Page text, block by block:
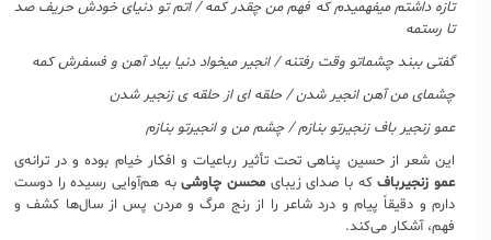
تازه داشتم میفهمیدم که فهم من چقدر کمه / اتم تو دنیای خودش حریف صد
تا رستمه
گفتی ببند چشماتو وقت رفتنه / انجیر میخواد دنیا بیاد آهن و فسفرش کمه
چشمای من آهن انجیر شدن / حلقه ای از حلقه ی زنجیر شدن
عمو زنجیر باف زنجیرتو بنازم / چشم من و انجیرتو بنازم
این شعر از حسین پناهی تحت تأثیر رباعیات و افکار خیام بوده و در ترانه‌ی
عمو زنجیربافکه با صدای زیبایمحسن چاوشیبه هم‌آوایی رسیده را دوست
دارم و دقیقاً پیام و درد شاعر را از رنج مرگ و مردن پس از سال‌ها کشف و
فهم، آشکار می‌کند.